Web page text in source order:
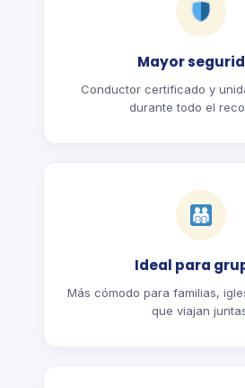
Mayor
Conductor certificado y
durante todo el
Ideal para
Más cómodo para familias,
que viajan